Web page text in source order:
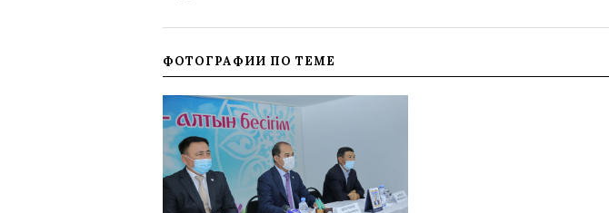
ФОТОГРАФИИ ПО ТЕМЕ